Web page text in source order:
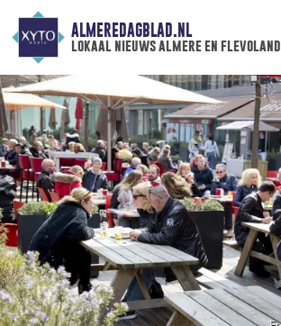
ALMEREDAGBLAD.NL
lokaal nieuws almere en flevoland